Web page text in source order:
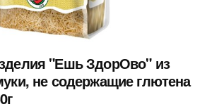
"Ешь ЗдорОво" из
не содержащие глютена